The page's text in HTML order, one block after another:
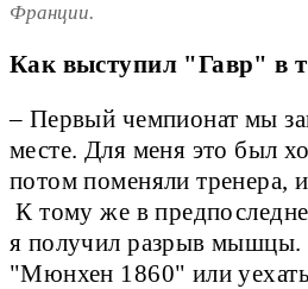
Франции.
Как выступил "Гавр" в
– Первый чемпионат мы
месте. Для меня это был
потом поменяли тренера,
К тому же в
я получил разрыв
"Мюнхен 1860" или